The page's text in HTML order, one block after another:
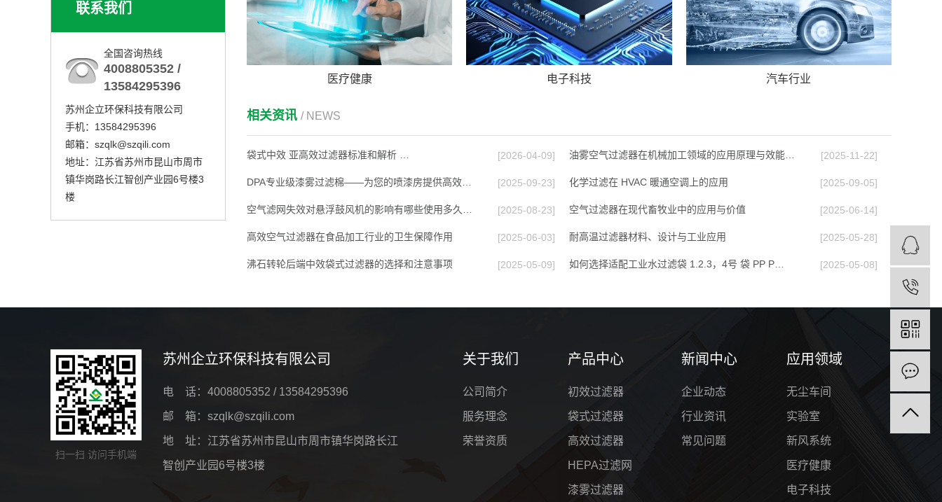
联系我们
全国咨询热线
4008805352 /
13584295396
苏州企立环保科技有限公司
手机：13584295396
邮箱：szqlk@szqili.com
地址：江苏省苏州市昆山市周市
镇华岗路长江智创产业园6号楼3
楼
医疗健康 电子科技 汽车行业
相关资讯 / NEWS
袋式中效 亚高效过滤器标准和解析 … [2026-04-09] 油雾空气过滤器在机械加工领域的应用原理与效能… [2025-11-22]
DPA专业级漆雾过滤棉——为您的喷漆房提供高效… [2025-09-23] 化学过滤在 HVAC 暖通空调上的应⽤ [2025-09-05]
空气滤网失效对悬浮鼓风机的影响有哪些使用多久… [2025-08-23] 空气过滤器在现代畜牧业中的应用与价值 [2025-06-14]
高效空气过滤器在食品加工行业的卫生保障作用 [2025-06-03] 耐高温过滤器材料、设计与工业应用 [2025-05-28]
沸石转轮后端中效袋式过滤器的选择和注意事项 [2025-05-09] 如何选择适配工业水过滤袋 1.2.3，4号 袋 PP P… [2025-05-08]
扫一扫 访问手机端
苏州企立环保科技有限公司
电 话：4008805352 / 13584295396
邮 箱：szqlk@szqili.com
地 址：江苏省苏州市昆山市周市镇华岗路长江
智创产业园6号楼3楼
关于我们
公司简介
服务理念
荣誉资质
产品中心
初效过滤器
袋式过滤器
高效过滤器
HEPA过滤网
漆雾过滤器
新闻中心
企业动态
行业资讯
常见问题
应用领域
无尘车间
实验室
新风系统
医疗健康
电子科技